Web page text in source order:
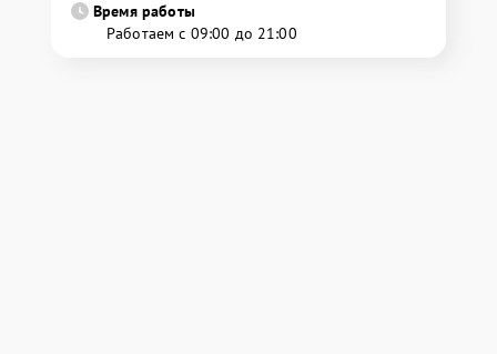
Время работы
Работаем с 09:00 до 21:00